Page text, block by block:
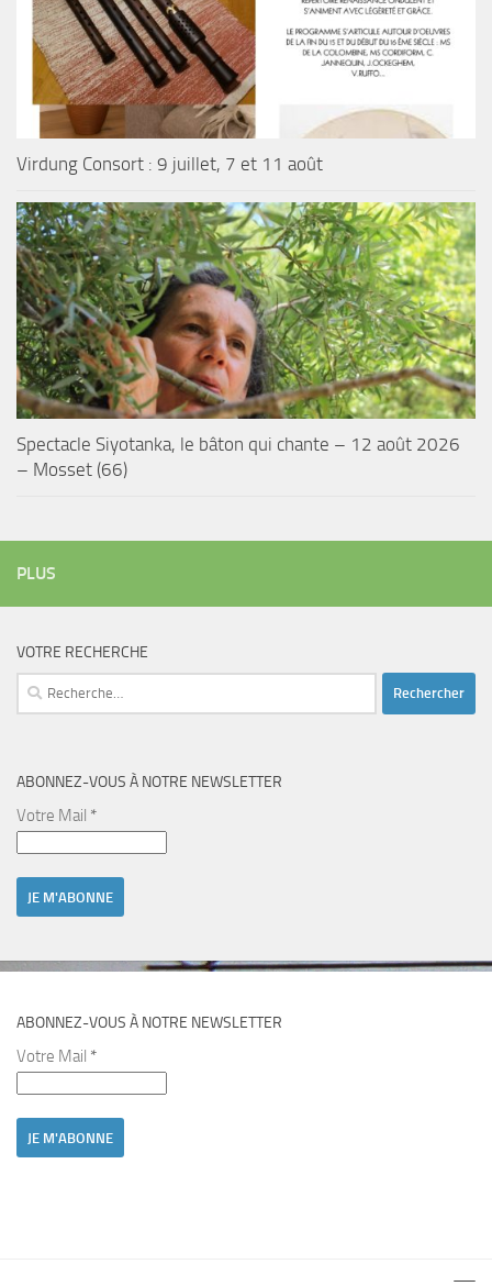
Virdung Consort : 9 juillet, 7 et 11 août
Spectacle Siyotanka, le bâton qui chante – 12 août 2026
– Mosset (66)
PLUS
VOTRE RECHERCHE
Rechercher :
ABONNEZ-VOUS À NOTRE NEWSLETTER
Votre Mail *
ABONNEZ-VOUS À NOTRE NEWSLETTER
Votre Mail *